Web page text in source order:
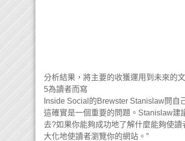
分析結果，將主要的收獲運用到未來的
5為讀者而寫
Inside Social的Brewster Stanislaw問
這確實是一個重要的問題。Stanislaw建
去?如果你能夠成功地了解什麼能夠使
大化地使讀者瀏覽你的網站。”